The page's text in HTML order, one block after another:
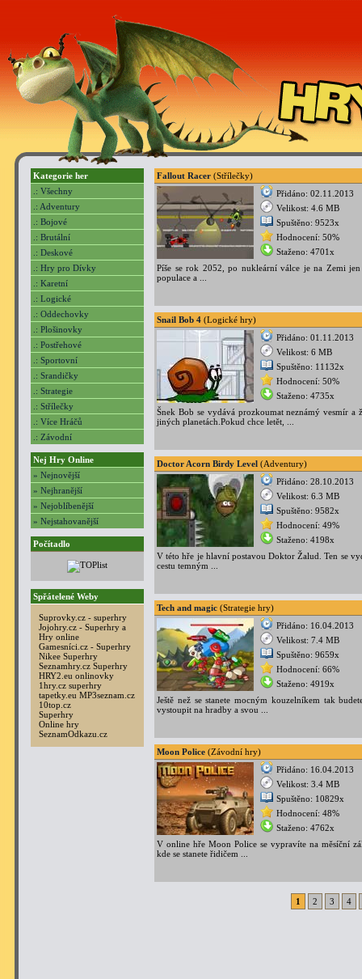
Kategorie her
.: Všechny
.: Adventury
.: Bojové
.: Brutální
.: Deskové
.: Hry pro Dívky
.: Karetní
.: Logické
.: Oddechovky
.: Plošinovky
.: Postřehové
.: Sportovní
.: Srandičky
.: Strategie
.: Střílečky
.: Více Hráčů
.: Závodní
Nej Hry Online
» Nejnovější
» Nejhranější
» Nejoblíbenější
» Nejstahovanější
Počítadlo
Spřátelené Weby
Suprovky.cz - superhry
Jojohry.cz - Superhry a
Hry online
Gamesníci.cz - Superhry
Nikee Superhry
Seznamhry.cz Superhry
HRY2.eu onlinovky
1hry.cz superhry
tapetky.eu MP3seznam.cz
10top.cz
Superhry
Online hry
SeznamOdkazu.cz
Fallout Racer (Střílečky)
Přidáno: 02.11.2013
Velikost: 4.6 MB
Spuštěno: 9523x
Hodnocení: 50%
Staženo: 4701x
Píše se rok 2052, po nukleární válce je na Zemi
populace a ...
Snail Bob 4 (Logické hry)
Přidáno: 01.11.2013
Velikost: 6 MB
Spuštěno: 11132x
Hodnocení: 50%
Staženo: 4735x
Šnek Bob se vydává prozkoumat neznámý vesmír a
jiných planetách.Pokud chce letět, ...
Doctor Acorn Birdy Level (Adventury)
Přidáno: 28.10.2013
Velikost: 6.3 MB
Spuštěno: 9582x
Hodnocení: 49%
Staženo: 4198x
V této hře je hlavní postavou Doktor Žalud. Ten se
cestu temným ...
Tech and magic (Strategie hry)
Přidáno: 16.04.2013
Velikost: 7.4 MB
Spuštěno: 9659x
Hodnocení: 66%
Staženo: 4919x
Ještě než se stanete mocným kouzelníkem tak
vystoupit na hradby a svou ...
Moon Police (Závodní hry)
Přidáno: 16.04.2013
Velikost: 3.4 MB
Spuštěno: 10829x
Hodnocení: 48%
Staženo: 4762x
V online hře Moon Police se vypravíte na měsíční
kde se stanete řidičem ...
1 2 3 4